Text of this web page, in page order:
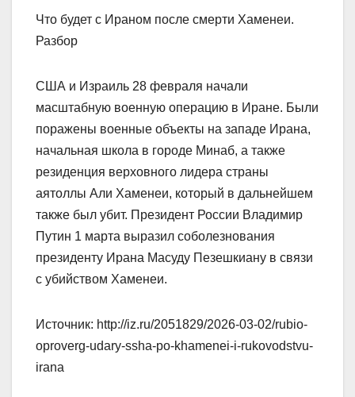
Что будет с Ираном после смерти Хаменеи.
Разбор
США и Израиль 28 февраля начали
масштабную военную операцию в Иране. Были
поражены военные объекты на западе Ирана,
начальная школа в городе Минаб, а также
резиденция верховного лидера страны
аятоллы Али Хаменеи, который в дальнейшем
также был убит. Президент России Владимир
Путин 1 марта выразил соболезнования
президенту Ирана Масуду Пезешкиану в связи
с убийством Хаменеи.
Источник: http://iz.ru/2051829/2026-03-02/rubio-
oproverg-udary-ssha-po-khamenei-i-rukovodstvu-
irana